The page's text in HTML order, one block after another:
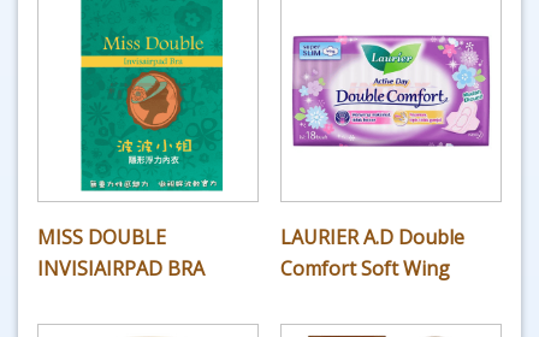
MISS DOUBLE
INVISIAIRPAD BRA
LAURIER A.D Double
Comfort Soft Wing